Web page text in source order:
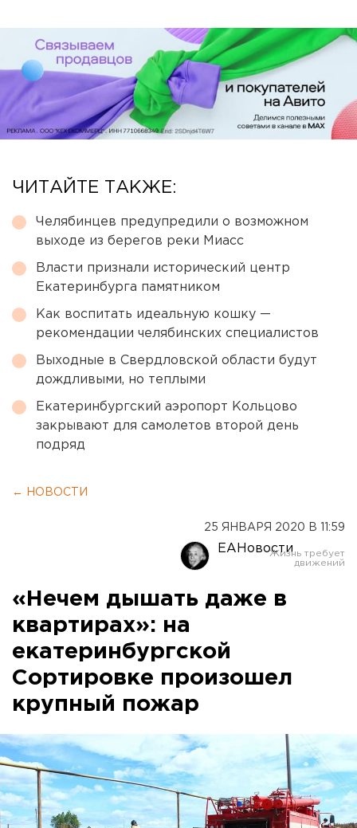
ЧИТАЙТЕ ТАКЖЕ:
Челябинцев предупредили о возможном
выходе из берегов реки Миасс
Власти признали исторический центр
Екатеринбурга памятником
Как воспитать идеальную кошку —
рекомендации челябинских специалистов
Выходные в Свердловской области будут
дождливыми, но теплыми
Екатеринбургский аэропорт Кольцово
закрывают для самолетов второй день
подряд
← НОВОСТИ
25 ЯНВАРЯ 2020 В 11:59
ЕАНовости
«Нечем дышать даже в
квартирах»: на
екатеринбургской
Сортировке произошел
крупный пожар